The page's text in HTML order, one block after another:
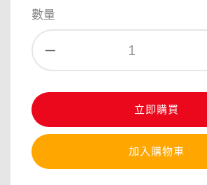
數量
立即購買
加入購物車